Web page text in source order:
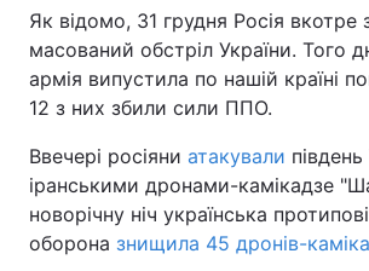
Як відомо, 31 грудня Росія вкотре
масований обстріл України. Того
армія випустила по нашій країні
12 з них збили сили ППО.
Ввечері росіяни атакували
іранськими дронами-камікадзе
новорічну ніч українська
оборона знищила 45 дронів-